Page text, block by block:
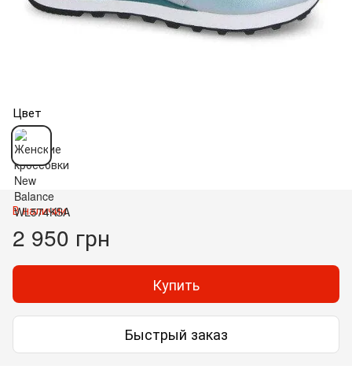
Цвет
В наличии
2 950 грн
Купить
Быстрый заказ